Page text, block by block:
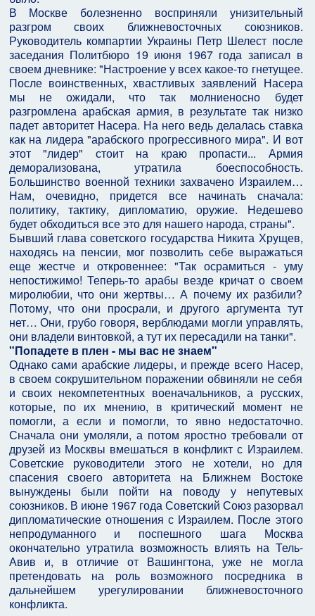
В Москве болезненно восприняли унизительный
разгром своих ближневосточных союзников.
Руководитель компартии Украины Петр Шелест после
заседания Политбюро 19 июня 1967 года записал в
своем дневнике: "Настроение у всех какое-то гнетущее.
После воинственных, хвастливых заявлений Насера
мы не ожидали, что так молниеносно будет
разгромлена арабская армия, в результате так низко
падет авторитет Насера. На него ведь делалась ставка
как на лидера "арабского прогрессивного мира". И вот
этот "лидер" стоит на краю пропасти... Армия
деморализована, утратила боеспособность.
Большинство военной техники захвачено Израилем…
Нам, очевидно, придется все начинать сначала:
политику, тактику, дипломатию, оружие. Недешево
будет обходиться все это для нашего народа, страны".
Бывший глава советского государства Никита Хрущев,
находясь на пенсии, мог позволить себе выражаться
еще жестче и откровеннее: "Так осрамиться - уму
непостижимо! Теперь-то арабы везде кричат о своем
миролюбии, что они жертвы… А почему их разбили?
Потому, что они просрали, и другого аргумента тут
нет… Они, грубо говоря, верблюдами могли управлять,
они владели винтовкой, а тут их пересадили на танки".
"Попадете в плен - мы вас не знаем"
Однако сами арабские лидеры, и прежде всего Насер,
в своем сокрушительном поражении обвиняли не себя
и своих некомпетентных военачальников, а русских,
которые, по их мнению, в критический момент не
помогли, а если и помогли, то явно недостаточно.
Сначала они умоляли, а потом яростно требовали от
друзей из Москвы вмешаться в конфликт с Израилем.
Советские руководители этого не хотели, но для
спасения своего авторитета на Ближнем Востоке
вынуждены были пойти на поводу у непутевых
союзников. В июне 1967 года Советский Союз разорвал
дипломатические отношения с Израилем. После этого
непродуманного и поспешного шага Москва
окончательно утратила возможность влиять на Тель-
Авив и, в отличие от Вашингтона, уже не могла
претендовать на роль возможного посредника в
дальнейшем урегулировании ближневосточного
конфликта.